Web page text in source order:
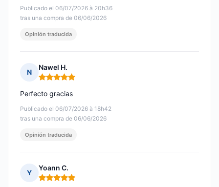
Publicado el 06/07/2026 à 20h36
tras una compra de 06/06/2026
Opinión traducida
N
Nawel H.
Nota: 5 de 5
Publicado el 06/07/2026 à 18h42
tras una compra de 06/06/2026
Perfecto gracias
Opinión traducida
Y
Yoann C.
Nota: 5 de 5